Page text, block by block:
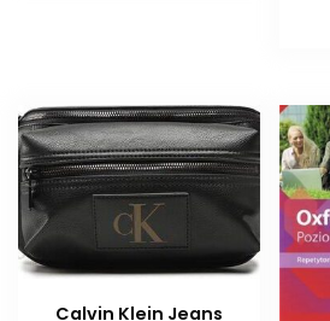
Calvin Klein Jeans